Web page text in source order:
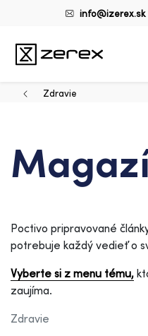
info@izerex.sk
Zdravie
Poctivo pripravované
potrebuje každý vedieť o
Vyberte si z menu tému,
zaujíma.
Zdravie